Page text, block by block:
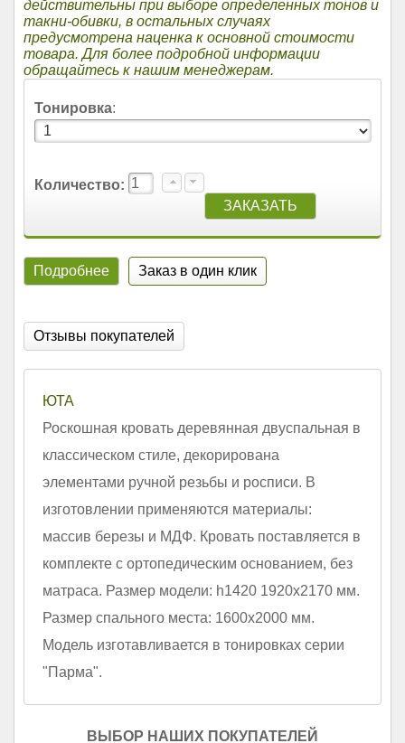
действительны при выборе определенных тонов и
такни-обивки, в остальных случаях
предусмотрена наценка к основной стоимости
товара. Для более подробной информации
обращайтесь к нашим менеджерам.
Тонировка:
Количество:
Подробнее Заказ в один клик
Отзывы покупателей
ЮТА
Роскошная кровать деревянная двуспальная в
классическом стиле, декорирована
элементами ручной резьбы и росписи. В
изготовлении применяются материалы:
массив березы и МДФ. Кровать поставляется в
комплекте с ортопедическим основанием, без
матраса. Размер модели: h1420 1920х2170 мм.
Размер спального места: 1600х2000 мм.
Модель изготавливается в тонировках серии
"Парма".
ВЫБОР НАШИХ ПОКУПАТЕЛЕЙ